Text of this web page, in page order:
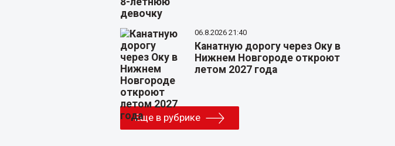
06.8.2026 21:40
Канатную дорогу через Оку в
Нижнем Новгороде откроют
летом 2027 года
Еще в рубрике